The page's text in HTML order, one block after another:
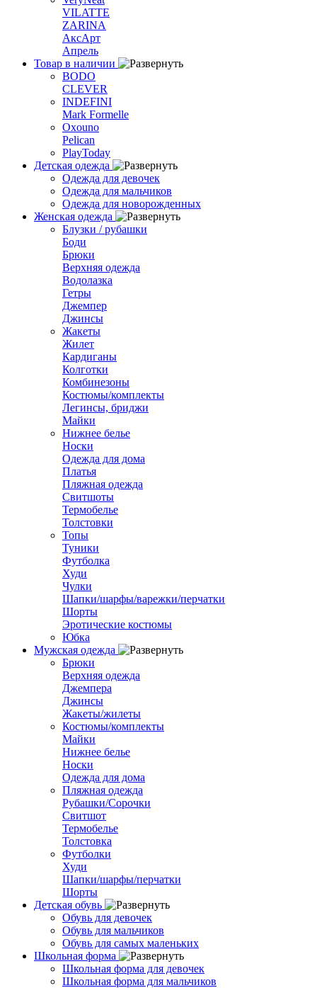
VILATTE
ZARINA
АксАрт
Апрель
Товар в наличии
BODO
CLEVER
INDEFINI
Mark Formelle
Oxouno
Pelican
PlayToday
Детская одежда
Одежда для девочек
Одежда для мальчиков
Одежда для новорожденных
Женская одежда
Блузки / рубашки
Боди
Брюки
Верхняя одежда
Водолазка
Гетры
Джемпер
Джинсы
Жакеты
Жилет
Кардиганы
Колготки
Комбинезоны
Костюмы/комплекты
Легинсы, бриджи
Майки
Нижнее белье
Носки
Одежда для дома
Платья
Пляжная одежда
Свитшоты
Термобелье
Толстовки
Топы
Туники
Футболка
Худи
Чулки
Шапки/шарфы/варежки/перчатки
Шорты
Эротические костюмы
Юбка
Мужская одежда
Брюки
Верхняя одежда
Джемпера
Джинсы
Жакеты/жилеты
Костюмы/комплекты
Майки
Нижнее белье
Носки
Одежда для дома
Пляжная одежда
Рубашки/Сорочки
Свитшот
Термобелье
Толстовка
Футболки
Худи
Шапки/шарфы/перчатки
Шорты
Детская обувь
Обувь для девочек
Обувь для мальчиков
Обувь для самых маленьких
Школьная форма
Школьная форма для девочек
Школьная форма для мальчиков